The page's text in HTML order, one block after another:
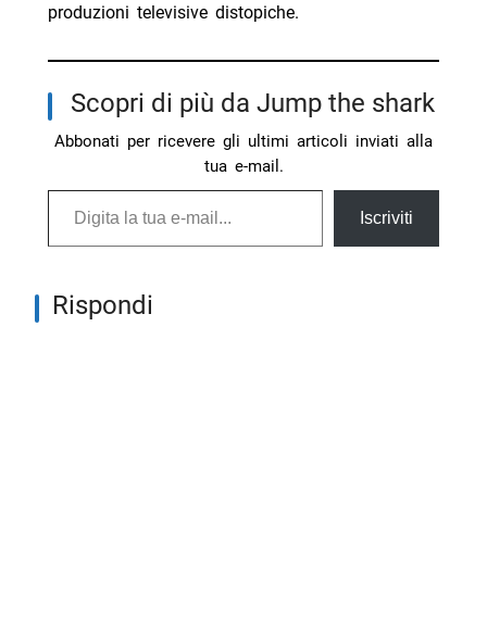
produzioni televisive distopiche.
Scopri di più da Jump the shark
Abbonati per ricevere gli ultimi articoli inviati alla
tua e-mail.
Digita la tua e-mail...
Iscriviti
Rispondi